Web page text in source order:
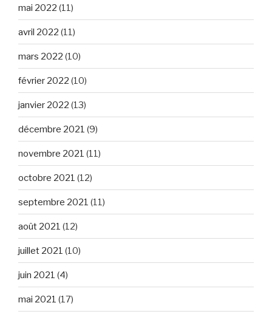
mai 2022 (11)
avril 2022 (11)
mars 2022 (10)
février 2022 (10)
janvier 2022 (13)
décembre 2021 (9)
novembre 2021 (11)
octobre 2021 (12)
septembre 2021 (11)
août 2021 (12)
juillet 2021 (10)
juin 2021 (4)
mai 2021 (17)